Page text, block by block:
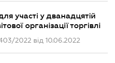
участі у дванадцятій
організації торгівлі
2022 від 10.06.2022